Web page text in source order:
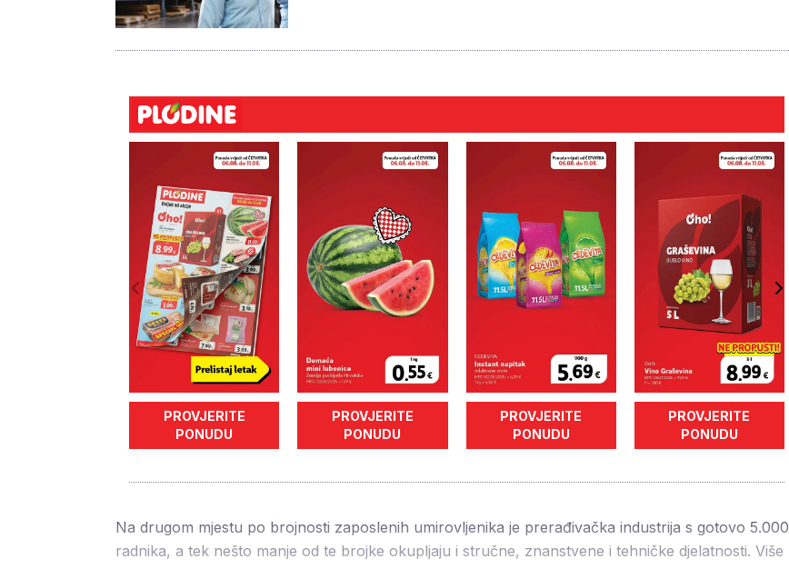
PROVJERITE
PONUDU
PROVJERITE
PONUDU
PROVJERITE
PONUDU
PROVJERITE
PONUDU
Na drugom mjestu po brojnosti zaposlenih umirovljenika je prerađivačka industrija s gotovo 5.000
radnika, a tek nešto manje od te brojke okupljaju i stručne, znanstvene i tehničke djelatnosti. Više